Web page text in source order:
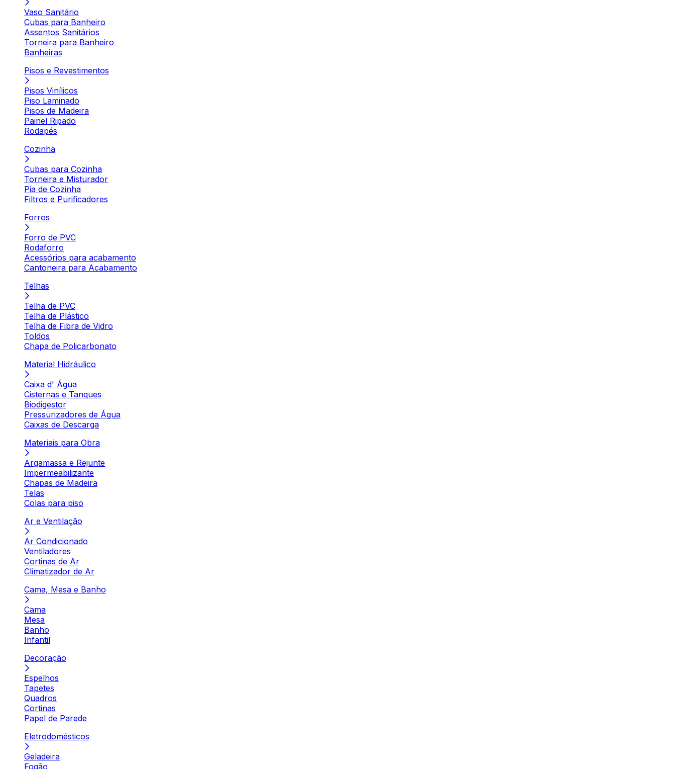
Vaso Sanitário
Cubas para Banheiro
Assentos Sanitários
Torneira para Banheiro
Banheiras
Pisos e Revestimentos
Pisos Vinílicos
Piso Laminado
Pisos de Madeira
Painel Ripado
Rodapés
Cozinha
Cubas para Cozinha
Torneira e Misturador
Pia de Cozinha
Filtros e Purificadores
Forros
Forro de PVC
Rodaforro
Acessórios para acabamento
Cantoneira para Acabamento
Telhas
Telha de PVC
Telha de Plástico
Telha de Fibra de Vidro
Toldos
Chapa de Policarbonato
Material Hidráulico
Caixa d' Água
Cisternas e Tanques
Biodigestor
Pressurizadores de Água
Caixas de Descarga
Materiais para Obra
Argamassa e Rejunte
Impermeabilizante
Chapas de Madeira
Telas
Colas para piso
Ar e Ventilação
Ar Condicionado
Ventiladores
Cortinas de Ar
Climatizador de Ar
Cama, Mesa e Banho
Cama
Mesa
Banho
Infantil
Decoração
Espelhos
Tapetes
Quadros
Cortinas
Papel de Parede
Eletrodomésticos
Geladeira
Fogão